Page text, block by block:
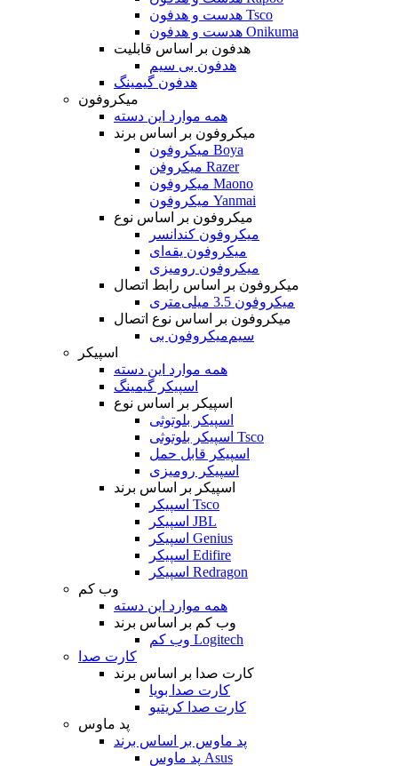
هدست و هدفون Tsco
هدست و هدفون Onikuma
هدفون بر اساس قابلیت
هدفون بی سیم
هدفون گیمینگ
میکروفون
همه موارد این دسته
میکروفون بر اساس برند
میکروفون Boya
میکروفن Razer
میکروفون Maono
میکروفون Yanmai
میکروفون بر اساس نوع
میکروفون کندانسر
میکروفون یقه‌ای
میکروفون رومیزی
میکروفون بر اساس رابط اتصال
میکروفون 3.5 میلی‌متری
میکروفون بر اساس نوع اتصال
میکروفون بی‌‎سیم
اسپیکر
همه موارد این دسته
اسپیکر گیمینگ
اسپیکر بر اساس نوع
اسپیکر بلوتوثی
اسپیکر بلوتوثی Tsco
اسپیکر قابل حمل
اسپیکر رومیزی
اسپیکر بر اساس برند
اسپیکر Tsco
اسپیکر JBL
اسپیکر Genius
اسپیکر Edifire
اسپیکر Redragon
وب کم
همه موارد این دسته
وب کم بر اساس برند
وب کم Logitech
کارت صدا
کارت صدا بر اساس برند
کارت صدا بویا
کارت صدا کریتیو
پد ماوس
پد ماوس بر اساس برند
پد ماوس Asus